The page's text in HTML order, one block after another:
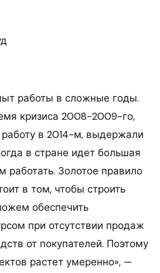
работы в сложные годы.
кризиса 2008−2009-го,
в 2014-м, выдержали
в стране идет большая
работать. Золотое правило
в том, чтобы строить
обеспечить
при отсутствии продаж
от покупателей. Поэтому
растет умеренно», —